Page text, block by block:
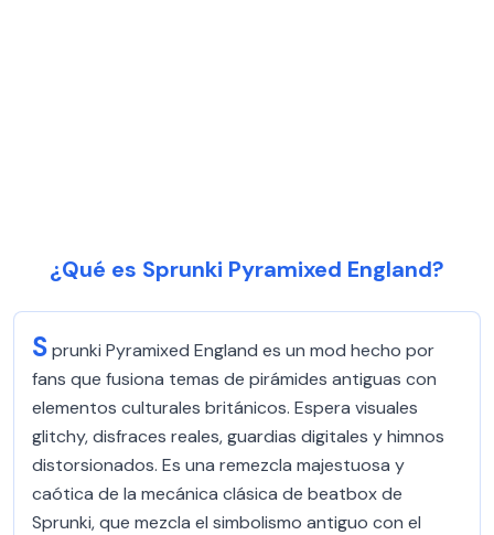
¿Qué es Sprunki Pyramixed England?
Sprunki Pyramixed England es un mod hecho por
fans que fusiona temas de pirámides antiguas con
elementos culturales británicos. Espera visuales
glitchy, disfraces reales, guardias digitales y himnos
distorsionados. Es una remezcla majestuosa y
caótica de la mecánica clásica de beatbox de
Sprunki, que mezcla el simbolismo antiguo con el